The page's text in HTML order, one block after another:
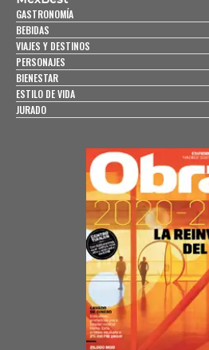
GASTRONOMÍA
BEBIDAS
VIAJES Y DESTINOS
PERSONAJES
BIENESTAR
ESTILO DE VIDA
JURADO